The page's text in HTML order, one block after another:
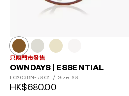
只限門市發售
OWNDAYS | ESSENTIAL
FC2038N-5S C1 / Size: XS
HK$680.00